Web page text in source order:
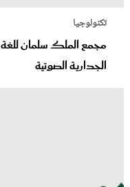
تكنولوجيا
الجدارية الصوتية